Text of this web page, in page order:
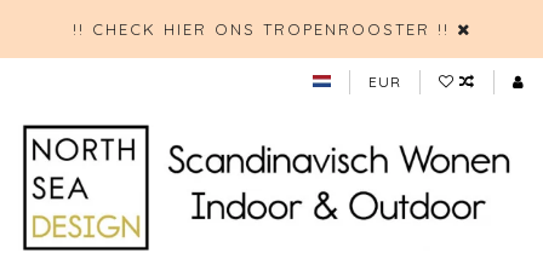
!! CHECK HIER ONS TROPENROOSTER !!
EUR